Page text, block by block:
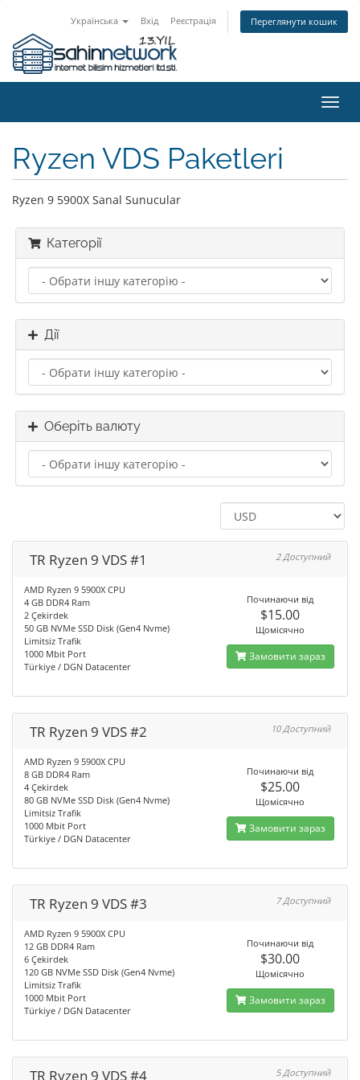
Українська Вхід Реєстрація Переглянути кошик
Ryzen VDS Paketleri
Ryzen 9 5900X Sanal Sunucular
Категорії
Дії
Оберіть валюту
TR Ryzen 9 VDS #1 2 Доступний
AMD Ryzen 9 5900X CPU
4 GB DDR4 Ram
2 Çekirdek
50 GB NVMe SSD Disk (Gen4 Nvme)
Limitsiz Trafik
1000 Mbit Port
Türkiye / DGN Datacenter
Починаючи від
$15.00
Щомісячно
Замовити зараз
TR Ryzen 9 VDS #2 10 Доступний
AMD Ryzen 9 5900X CPU
8 GB DDR4 Ram
4 Çekirdek
80 GB NVMe SSD Disk (Gen4 Nvme)
Limitsiz Trafik
1000 Mbit Port
Türkiye / DGN Datacenter
Починаючи від
$25.00
Щомісячно
Замовити зараз
TR Ryzen 9 VDS #3 7 Доступний
AMD Ryzen 9 5900X CPU
12 GB DDR4 Ram
6 Çekirdek
120 GB NVMe SSD Disk (Gen4 Nvme)
Limitsiz Trafik
1000 Mbit Port
Türkiye / DGN Datacenter
Починаючи від
$30.00
Щомісячно
Замовити зараз
TR Ryzen 9 VDS #4 5 Доступний